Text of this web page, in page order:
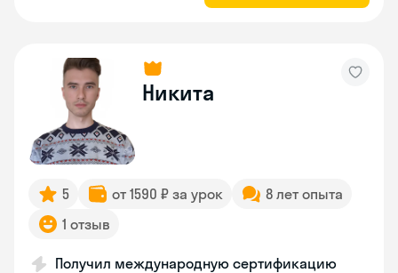
Никита
5 от 1590 ₽ за урок
8 лет опыта
1 отзыв
Получил международную сертификацию